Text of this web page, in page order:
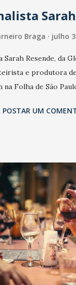
Braga julho
Resende, da
e produtora
Folha de São
POSTAR UM